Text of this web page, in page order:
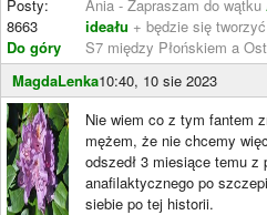
Posty:
8663
Do góry
Ania - Zapraszam do wątku
ideału + będzie się tworzyć
S7 między Płońskiem a
MagdaLenka10:40, 10 sie 2023
Nie wiem co z tym fantem
mężem, że nie chcemy
odszedł 3 miesiące temu z
anafilaktycznego po
siebie po tej historii.